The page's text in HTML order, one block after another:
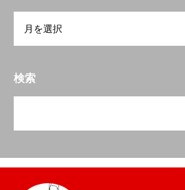
検索